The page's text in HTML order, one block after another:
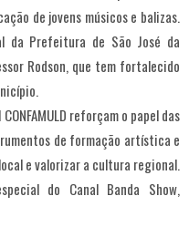
de jovens músicos e balizas.
da Prefeitura de São José da
Rodson, que tem fortalecido
reforçam o papel das
de formação artística e
e valorizar a cultura regional.
do Canal Banda Show,